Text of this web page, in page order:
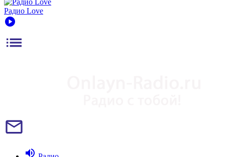
Радио Love
play_circle
list
mail_outline
volume_up